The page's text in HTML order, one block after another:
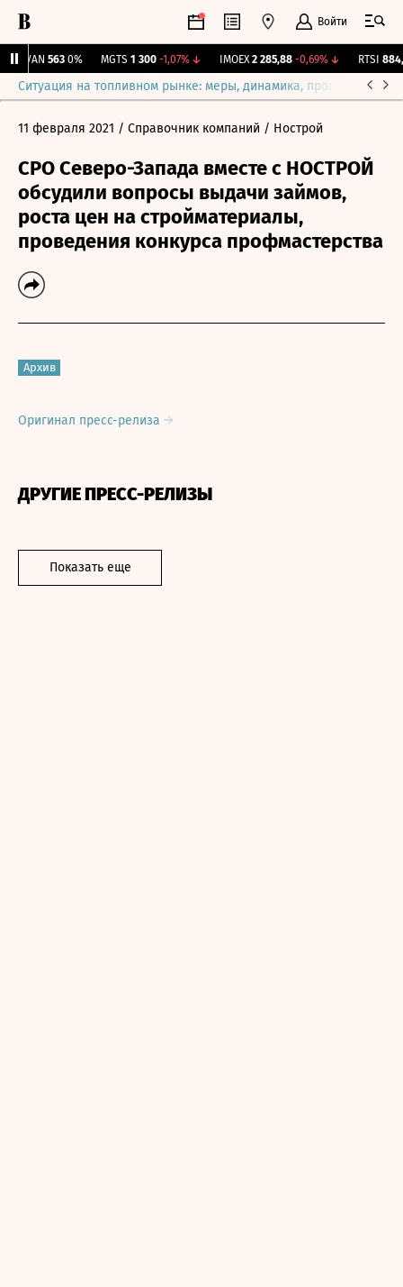
Войти
AVAN 563 0% MGTS 1 300 -1,07%↓ IMOEX 2 285,88 -0,69%↓ RTSI
Ситуация на топливном рынке: меры, динамика, прогнозы
11 февраля 2021 / Справочник компаний / Нострой
СРО Северо-Запада вместе с НОСТРОЙ
обсудили вопросы выдачи займов,
роста цен на стройматериалы,
проведения конкурса профмастерства
Архив
Оригинал пресс-релиза
ДРУГИЕ ПРЕСС-РЕЛИЗЫ
Показать еще